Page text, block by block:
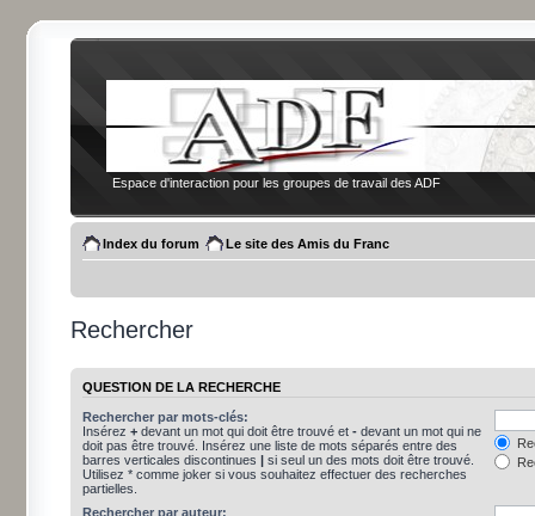
Espace d'interaction pour les groupes de travail des ADF
Index du forum Le site des Amis du Franc
Rechercher
QUESTION DE LA RECHERCHE
Rechercher par mots-clés:
Insérez + devant un mot qui doit être trouvé et - devant un mot qui ne
doit pas être trouvé. Insérez une liste de mots séparés entre des
barres verticales discontinues | si seul un des mots doit être trouvé.
Utilisez * comme joker si vous souhaitez effectuer des recherches
partielles.
Rechercher par auteur: